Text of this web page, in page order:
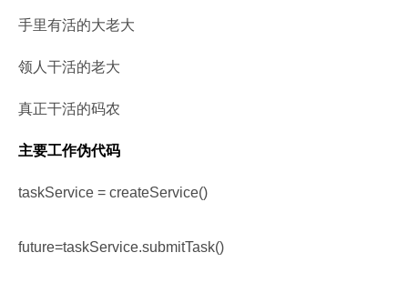
手里有活的大老大
领人干活的老大
真正干活的码农
主要工作伪代码
taskService = createService()
future=taskService.submitTask()